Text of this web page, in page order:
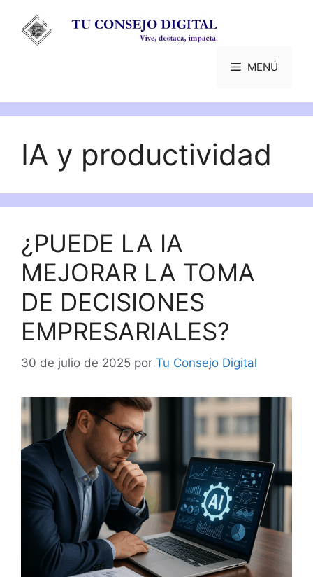
contenido
MENÚ
IA y productividad
¿PUEDE LA IA
MEJORAR LA TOMA
DE DECISIONES
EMPRESARIALES?
30 de julio de 2025 por Tu Consejo Digital